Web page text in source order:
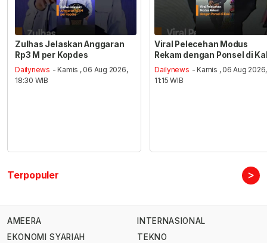
Zulhas Jelaskan Anggaran
Rp3 M per Kopdes
Dailynews - Kamis , 06 Aug 2026,
18:30 WIB
Viral Pelecehan Modus
Rekam dengan Ponsel di
Dailynews - Kamis , 06 Aug 2026,
11:15 WIB
Terpopuler >
AMEERA
EKONOMI SYARIAH
INTERNASIONAL
TEKNO